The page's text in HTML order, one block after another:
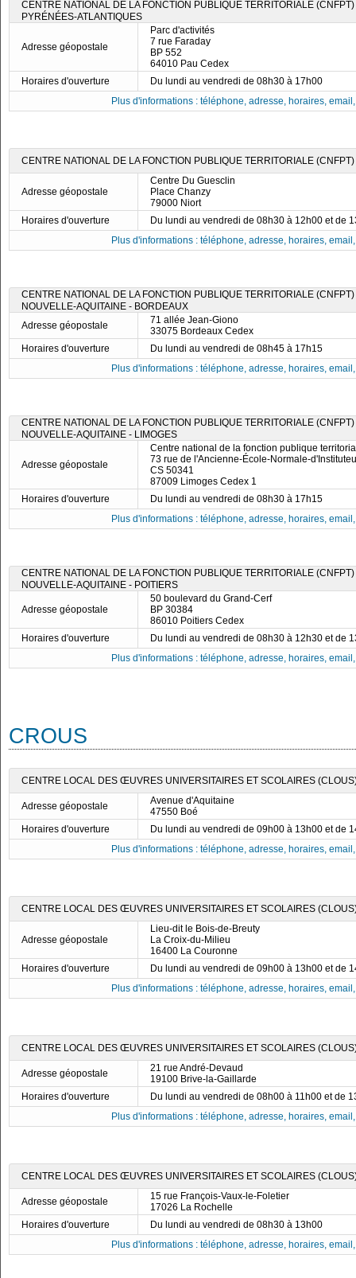
CENTRE NATIONAL DE LA FONCTION PUBLIQUE TERRITORIALE
PYRÉNÉES-ATLANTIQUES
Adresse géopostale
Parc d'activités
7 rue Faraday
BP 552
64010 Pau Cedex
Horaires d'ouverture
Du lundi au vendredi de 08h30 à 17h00
Plus d'informations : téléphone, adresse, horaires,
CENTRE NATIONAL DE LA FONCTION PUBLIQUE TERRITORIALE
Adresse géopostale
Centre Du Guesclin
Place Chanzy
79000 Niort
Horaires d'ouverture
Du lundi au vendredi de 08h30 à 12h00 et de
Plus d'informations : téléphone, adresse, horaires,
CENTRE NATIONAL DE LA FONCTION PUBLIQUE TERRITORIALE
NOUVELLE-AQUITAINE - BORDEAUX
Adresse géopostale
71 allée Jean-Giono
33075 Bordeaux Cedex
Horaires d'ouverture
Du lundi au vendredi de 08h45 à 17h15
Plus d'informations : téléphone, adresse, horaires,
CENTRE NATIONAL DE LA FONCTION PUBLIQUE TERRITORIALE
NOUVELLE-AQUITAINE - LIMOGES
Adresse géopostale
Centre national de la fonction publique
73 rue de l'Ancienne-École-Normale-
CS 50341
87009 Limoges Cedex 1
Horaires d'ouverture
Du lundi au vendredi de 08h30 à 17h15
Plus d'informations : téléphone, adresse, horaires,
CENTRE NATIONAL DE LA FONCTION PUBLIQUE TERRITORIALE
NOUVELLE-AQUITAINE - POITIERS
Adresse géopostale
50 boulevard du Grand-Cerf
BP 30384
86010 Poitiers Cedex
Horaires d'ouverture
Du lundi au vendredi de 08h30 à 12h30 et de
Plus d'informations : téléphone, adresse, horaires,
CROUS
CENTRE LOCAL DES ŒUVRES UNIVERSITAIRES ET SCOLAIRES
Adresse géopostale
Avenue d'Aquitaine
47550 Boé
Horaires d'ouverture
Du lundi au vendredi de 09h00 à 13h00 et de
Plus d'informations : téléphone, adresse, horaires,
CENTRE LOCAL DES ŒUVRES UNIVERSITAIRES ET SCOLAIRES
Adresse géopostale
Lieu-dit le Bois-de-Breuty
La Croix-du-Milieu
16400 La Couronne
Horaires d'ouverture
Du lundi au vendredi de 09h00 à 13h00 et de
Plus d'informations : téléphone, adresse, horaires,
CENTRE LOCAL DES ŒUVRES UNIVERSITAIRES ET SCOLAIRES
Adresse géopostale
21 rue André-Devaud
19100 Brive-la-Gaillarde
Horaires d'ouverture
Du lundi au vendredi de 08h00 à 11h00 et de
Plus d'informations : téléphone, adresse, horaires,
CENTRE LOCAL DES ŒUVRES UNIVERSITAIRES ET SCOLAIRES
Adresse géopostale
15 rue François-Vaux-le-Foletier
17026 La Rochelle
Horaires d'ouverture
Du lundi au vendredi de 08h30 à 13h00
Plus d'informations : téléphone, adresse, horaires,